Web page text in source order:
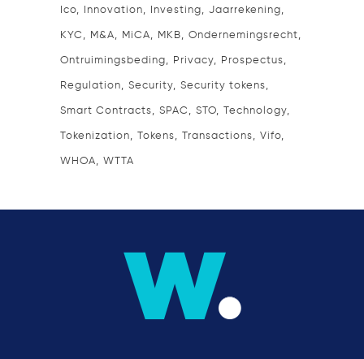
Ico Innovation Investing Jaarrekening
KYC M&A MiCA MKB Ondernemingsrecht
Ontruimingsbeding Privacy Prospectus
Regulation Security Security tokens
Smart Contracts SPAC STO Technology
Tokenization Tokens Transactions Vifo
WHOA WTTA